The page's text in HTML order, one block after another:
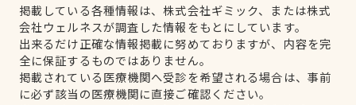
掲載している各種情報は、株式会社ギミック、または株式
会社ウェルネスが調査した情報をもとにしています。
出来るだけ正確な情報掲載に努めておりますが、内容を完
全に保証するものではありません。
掲載されている医療機関へ受診を希望される場合は、事前
に必ず該当の医療機関に直接ご確認ください。